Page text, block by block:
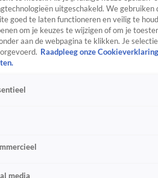
uitgeschakeld. We gebruiken
goed te laten functioneren en veilig te
om je keuzes te wijzigen of om je
aan de webpagina te klikken. Je
Raadpleeg onze
media